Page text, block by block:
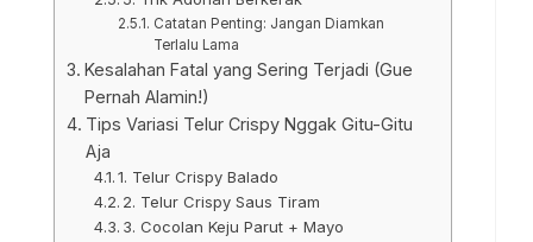
Catatan Penting: Jangan Diamkan
Terlalu Lama
Kesalahan Fatal yang Sering Terjadi (Gue
Pernah Alamin!)
Tips Variasi Telur Crispy Nggak Gitu-Gitu
Aja
1. Telur Crispy Balado
2. Telur Crispy Saus Tiram
3. Cocolan Keju Parut + Mayo